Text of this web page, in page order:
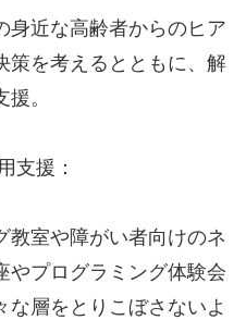
近な高齢者からのヒア
策を考えるとともに、解
。
支援：
教室や障がい者向けのネ
やプログラミング体験会
な層をとりこぼさないよ